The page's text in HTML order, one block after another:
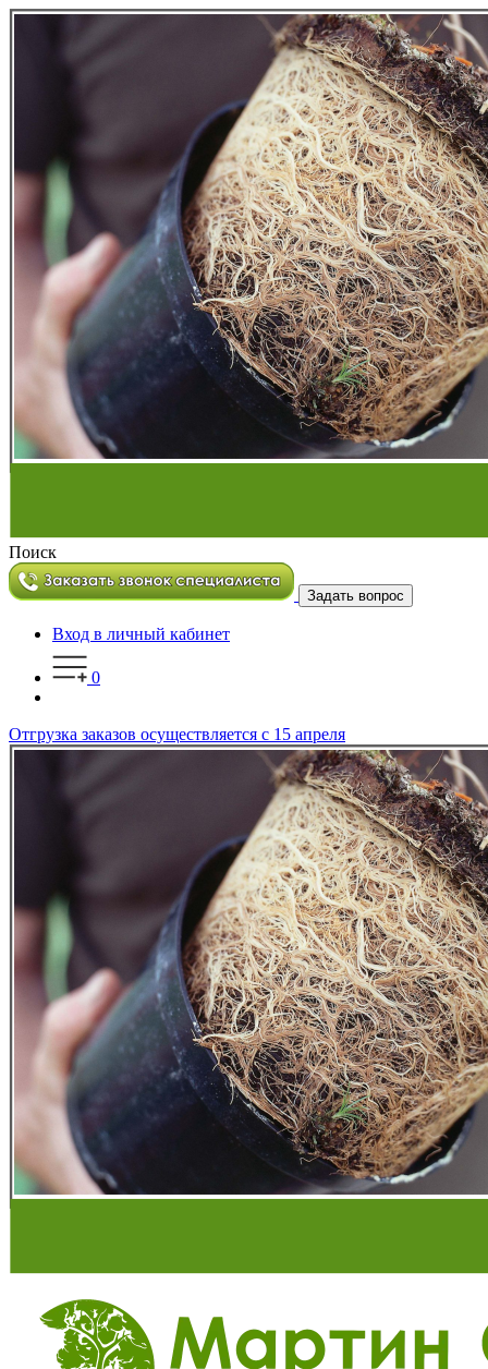
Поиск
Задать вопрос
Вход в личный кабинет
0
Отгрузка заказов осуществляется с 15 апреля